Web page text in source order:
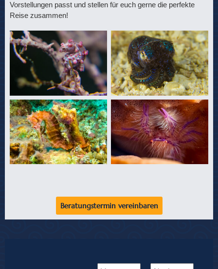
Vorstellungen passt und stellen für euch gerne die perfekte
Reise zusammen!
Beratungstermin vereinbaren